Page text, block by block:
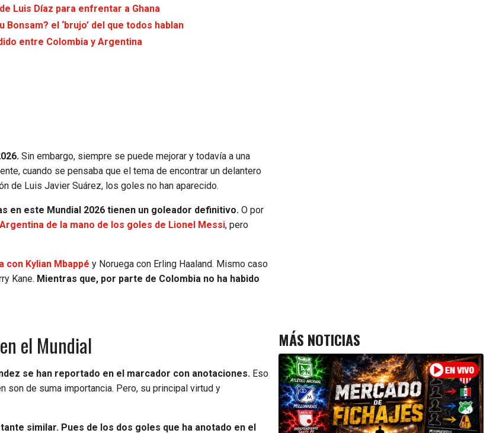
Luis Díaz para enfrentar a Ghana
Bonsam? el ‘brujo’ del que todos hablan
entre Colombia y Argentina
Sin embargo, siempre se puede mejorar y todavía a una
cuando se pensaba que el tema de encontrar un delantero
de Luis Javier Suárez, los goles no han aparecido.
en este Mundial 2026 tienen un goleador definitivo. O por
Argentina de la mano de los goles de Lionel Messi, pero
con Kylian Mbappé y Noruega con Erling Haaland. Mismo caso
Kane. Mientras que, por parte de Colombia no ha habido
el Mundial
se han reportado en el marcador con anotaciones. Eso
de suma importancia. Pero, su principal virtud y
similar. Pues de los dos goles que ha anotado en el
MÁS NOTICIAS